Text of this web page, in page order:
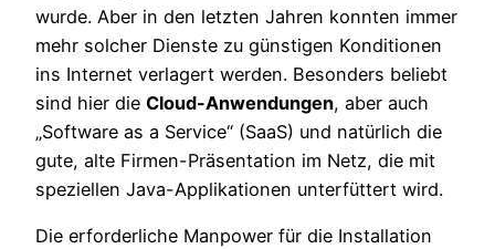
wurde. Aber in den letzten Jahren konnten immer
mehr solcher Dienste zu günstigen Konditionen
ins Internet verlagert werden. Besonders beliebt
sind hier die Cloud-Anwendungen, aber auch
„Software as a Service“ (SaaS) und natürlich die
gute, alte Firmen-Präsentation im Netz, die mit
speziellen Java-Applikationen unterfüttert wird.
Die erforderliche Manpower für die Installation